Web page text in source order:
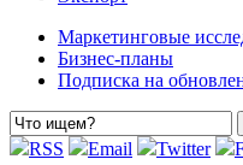
Маркетинговые
Бизнес-планы
Подписка на
RSS Email Twitter